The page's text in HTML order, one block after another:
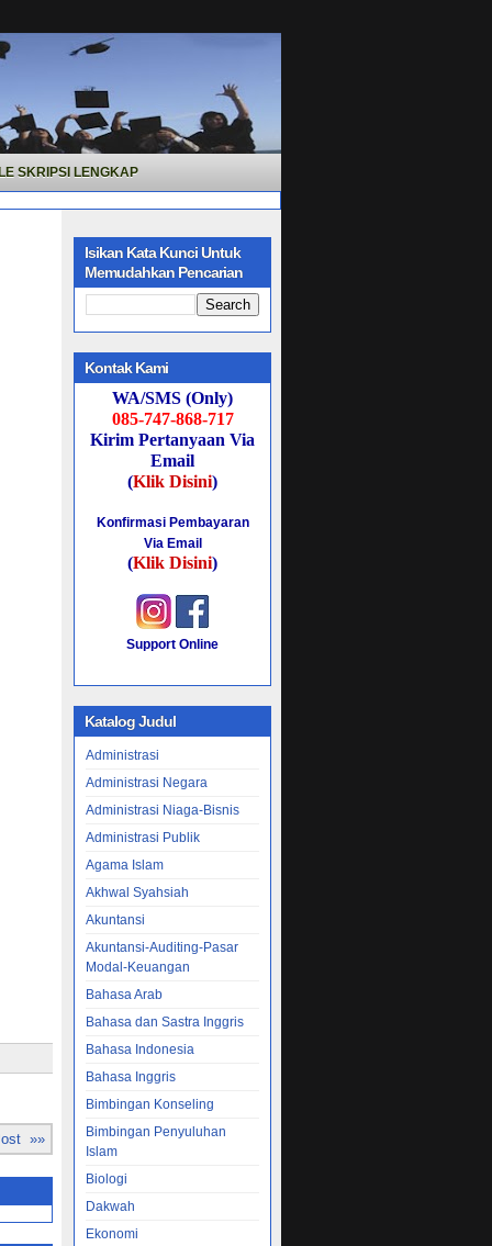
SKRIPSI LENGKAP
»»
Isikan Kata Kunci Untuk
Memudahkan Pencarian
Kontak Kami
WA/SMS (Only)
085-747-868-717
Kirim Pertanyaan Via
Email
(Klik Disini)
Konfirmasi Pembayaran
Via Email
(Klik Disini)
Support Online
Katalog Judul
Administrasi
Administrasi Negara
Administrasi Niaga-Bisnis
Administrasi Publik
Agama Islam
Akhwal Syahsiah
Akuntansi
Akuntansi-Auditing-Pasar
Modal-Keuangan
Bahasa Arab
Bahasa dan Sastra Inggris
Bahasa Indonesia
Bahasa Inggris
Bimbingan Konseling
Bimbingan Penyuluhan
Islam
Biologi
Dakwah
Ekonomi